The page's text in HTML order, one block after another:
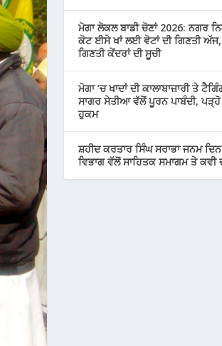
ਮੋਗਾ ਲੋਕਲ ਬਾਡੀ ਚੋਣਾਂ 2026: ਨਗਰ
ਕੋਟ ਈਸੇ ਖਾਂ ਲਈ ਵੋਟਾਂ ਦੀ ਗਿਣਤੀ
ਗਿਣਤੀ ਕੇਂਦਰਾਂ ਦੀ ਸੂਚੀ
ਮੋਗਾ ‘ਚ ਖਾਦਾਂ ਦੀ ਕਾਲਾਬਾਜ਼ਾਰੀ ਤੇ
ਸਾਗਰ ਸੇਤੀਆ ਵੱਲੋਂ ਪੂਰਨ ਪਾਬੰਦੀ,
ਹੁਕਮ
ਸ਼ਹੀਦ ਕਰਤਾਰ ਸਿੰਘ ਸਰਾਭਾ ਜਨਮ
ਵਿਭਾਗ ਵੱਲੋਂ ਸਾਹਿਤਕ ਸਮਾਗਮ ਤੇ ਕਵੀ